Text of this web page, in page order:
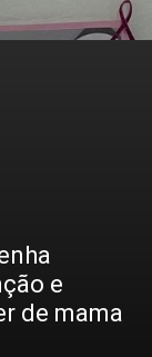
e
de mama